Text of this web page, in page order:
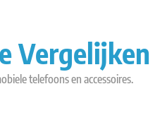
Vergelijken
telefoons en accessoires.